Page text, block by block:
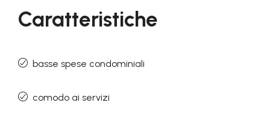
Caratteristiche
basse spese condominiali
comodo ai servizi